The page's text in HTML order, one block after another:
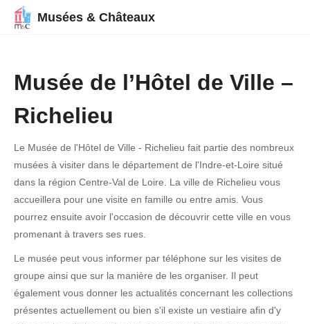
Musées & Châteaux
Musée de l’Hôtel de Ville –
Richelieu
Le Musée de l'Hôtel de Ville - Richelieu fait partie des nombreux
musées à visiter dans le département de l'Indre-et-Loire situé
dans la région Centre-Val de Loire. La ville de Richelieu vous
accueillera pour une visite en famille ou entre amis. Vous
pourrez ensuite avoir l'occasion de découvrir cette ville en vous
promenant à travers ses rues.
Le musée peut vous informer par téléphone sur les visites de
groupe ainsi que sur la manière de les organiser. Il peut
également vous donner les actualités concernant les collections
présentes actuellement ou bien s'il existe un vestiaire afin d'y